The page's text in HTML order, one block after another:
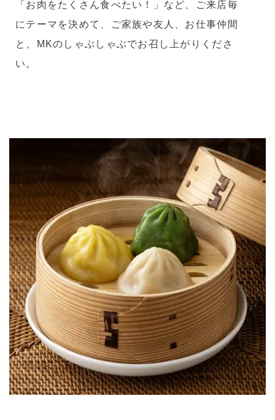
「お肉をたくさん食べたい！」など、ご来店毎
にテーマを決めて、ご家族や友人、お仕事仲間
と、MKのしゃぶしゃぶでお召し上がりくださ
い。